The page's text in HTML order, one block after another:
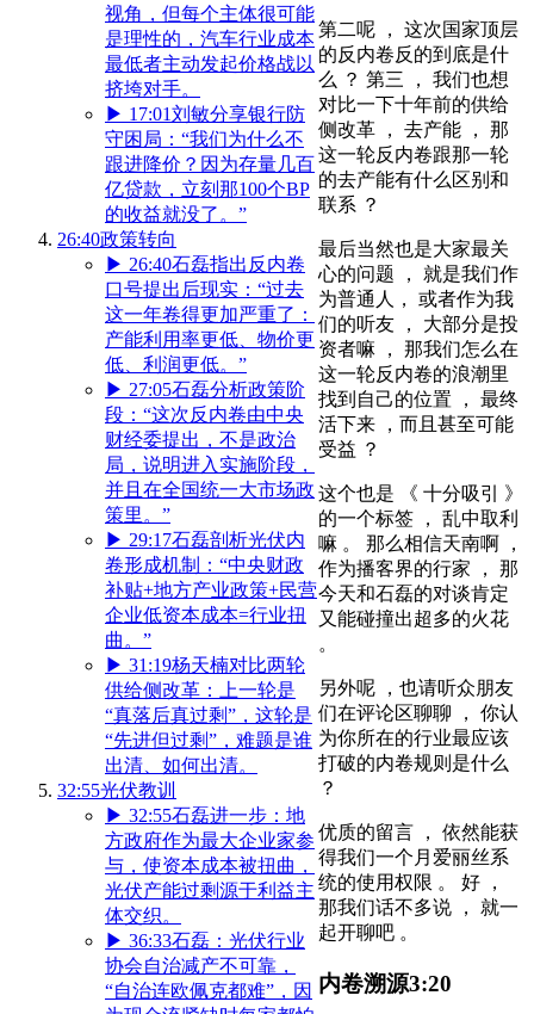
视角，但每个主体很可能
是理性的，汽车行业成本
最低者主动发起价格战以
挤垮对手。
▶ 17:01刘敏分享银行防
守困局：“我们为什么不
跟进降价？因为存量几百
亿贷款，立刻那100个BP
的收益就没了。”
26:40政策转向
▶ 26:40石磊指出反内卷
口号提出后现实：“过去
这一年卷得更加严重了：
产能利用率更低、物价更
低、利润更低。”
▶ 27:05石磊分析政策阶
段：“这次反内卷由中央
财经委提出，不是政治
局，说明进入实施阶段，
并且在全国统一大市场政
策里。”
▶ 29:17石磊剖析光伏内
卷形成机制：“中央财政
补贴+地方产业政策+民营
企业低资本成本=行业扭
曲。”
▶ 31:19杨天楠对比两轮
供给侧改革：上一轮是
“真落后真过剩”，这轮是
“先进但过剩”，难题是谁
出清、如何出清。
32:55光伏教训
▶ 32:55石磊进一步：地
方政府作为最大企业家参
与，使资本成本被扭曲，
光伏产能过剩源于利益主
体交织。
▶ 36:33石磊：光伏行业
协会自治减产不可靠，
“自治连欧佩克都难”，因
第二呢 ， 这次国家顶层
的反内卷反的到底是什
么 ？ 第三 ， 我们也想
对比一下十年前的供给
侧改革 ， 去产能 ， 那
这一轮反内卷跟那一轮
的去产能有什么区别和
联系 ？
最后当然也是大家最关
心的问题 ， 就是我们作
为普通人， 或者作为我
们的听友 ， 大部分是投
资者嘛 ， 那我们怎么在
这一轮反内卷的浪潮里
找到自己的位置 ， 最终
活下来 ，而且甚至可能
受益 ？
这个也是 《 十分吸引 》
的一个标签 ， 乱中取利
嘛 。 那么相信天南啊 ，
作为播客界的行家 ， 那
今天和石磊的对谈肯定
又能碰撞出超多的火花
。
另外呢 ，也请听众朋友
们在评论区聊聊 ， 你认
为你所在的行业最应该
打破的内卷规则是什么
？
优质的留言 ， 依然能获
得我们一个月爱丽丝系
统的使用权限 。 好 ，
那我们话不多说 ， 就一
起开聊吧 。
内卷溯源3:20